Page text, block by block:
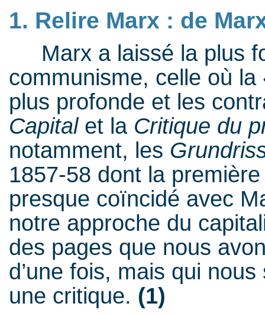
1. Relire Marx : de
Marx a laissé la plus
communisme, celle où
plus profonde et les
Capital et la Critique du
notamment, les
1857-58 dont la
presque coïncidé avec
notre approche du
des pages que nous
d’une fois, mais qui
une critique. (1)